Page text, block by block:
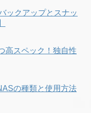
ックアップとスナッ
高スペック！独自性
の種類と使用方法